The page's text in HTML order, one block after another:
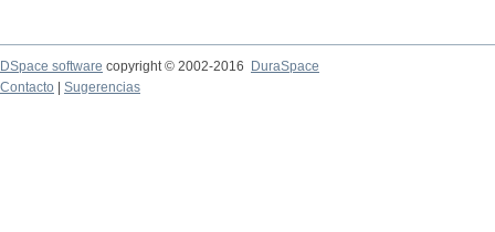
DSpace software copyright © 2002-2016
DuraSpace
Contacto
Sugerencias